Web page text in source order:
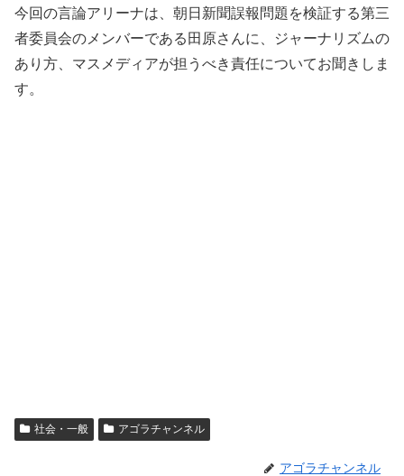
今回の言論アリーナは、朝日新聞誤報問題を検証する第三
者委員会のメンバーである田原さんに、ジャーナリズムの
あり方、マスメディアが担うべき責任についてお聞きしま
す。
社会・一般 アゴラチャンネル
アゴラチャンネル